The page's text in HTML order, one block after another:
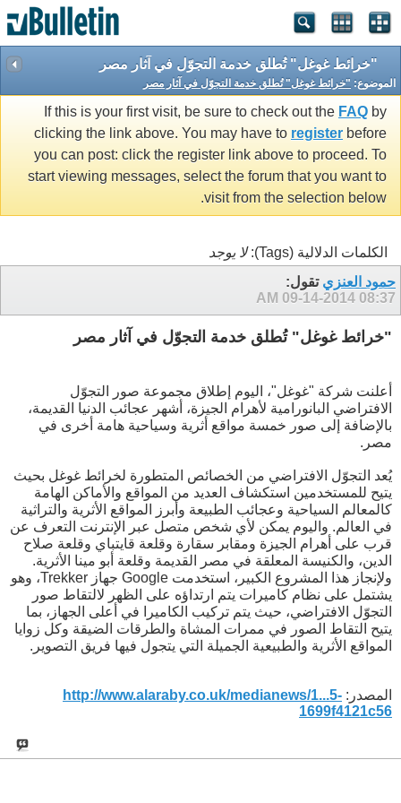
"خرائط غوغل" تُطلق خدمة التجوّل في آثار مصر
الموضوع: "خرائط غوغل" تُطلق خدمة التجوّل في آثار مصر
If this is your first visit, be sure to check out the FAQ by
clicking the link above. You may have to register before
you can post: click the register link above to proceed. To
start viewing messages, select the forum that you want to
visit from the selection below.
الكلمات الدلالية (Tags):
لا يوجد
حمود العنزي تقول:
09-14-2014 08:37 AM
"خرائط غوغل" تُطلق خدمة التجوّل في آثار مصر
أعلنت شركة "غوغل"، اليوم إطلاق مجموعة صور التجوّل
الافتراضي البانورامية لأهرام الجيزة، أشهر عجائب الدنيا القديمة،
بالإضافة إلى صور خمسة مواقع أثرية وسياحية هامة أخرى في
مصر.
يُعد التجوّل الافتراضي من الخصائص المتطورة لخرائط غوغل بحيث
يتيح للمستخدمين استكشاف العديد من المواقع والأماكن الهامة
كالمعالم السياحية وعجائب الطبيعة وأبرز المواقع الأثرية والتراثية
في العالم. واليوم يمكن لأي شخص متصل عبر الإنترنت التعرف عن
قرب على أهرام الجيزة ومقابر سقارة وقلعة قايتباي وقلعة صلاح
الدين، والكنيسة المعلقة في مصر القديمة وقلعة أبو مينا الأثرية.
ولإنجاز هذا المشروع الكبير، استخدمت Google جهاز Trekker، وهو
يشتمل على نظام كاميرات يتم ارتداؤه على الظهر لالتقاط صور
التجوّل الافتراضي، حيث يتم تركيب الكاميرا في أعلى الجهاز، بما
يتيح التقاط الصور في ممرات المشاة والطرقات الضيقة وكل زوايا
المواقع الأثرية والطبيعية الجميلة التي يتجول فيها فريق التصوير.
المصدر: http://www.alaraby.co.uk/medianews/1...5-
1699f4121c56